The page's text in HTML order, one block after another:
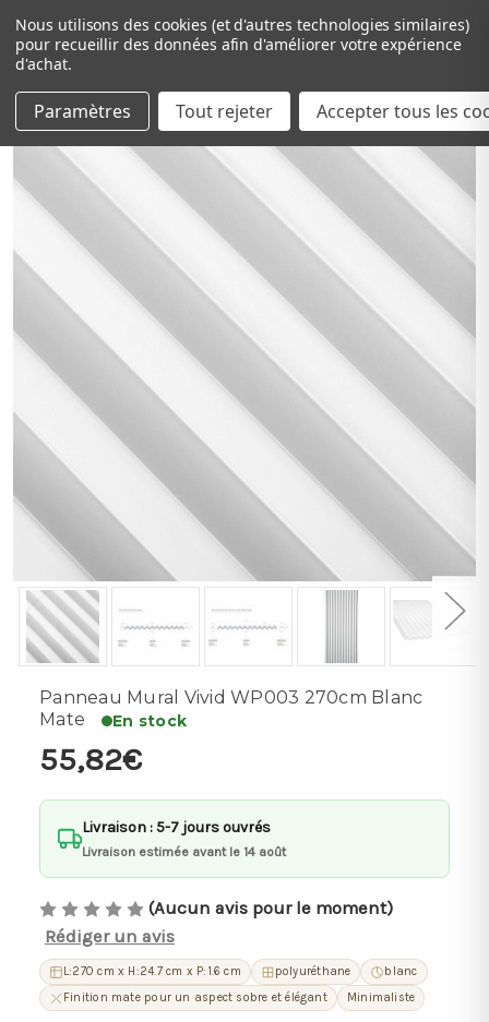
Passer au contenu principal
Panneau Mural Vivid WP003 270cm Blanc
Mate
En stock
55,82€
Livraison : 5-7 jours ouvrés
Livraison estimée avant le 14 août
(Aucun avis pour le moment)
Rédiger un avis
L:270 cm x H:24.7 cm x P:1.6 cm polyuréthane
blanc
Finition mate pour un aspect sobre et élégant
Minimaliste
Nous utilisons des cookies (et d'autres technologies similaires)
pour recueillir des données afin d'améliorer votre expérience
d'achat.
Paramètres Tout rejeter Accepter tous les